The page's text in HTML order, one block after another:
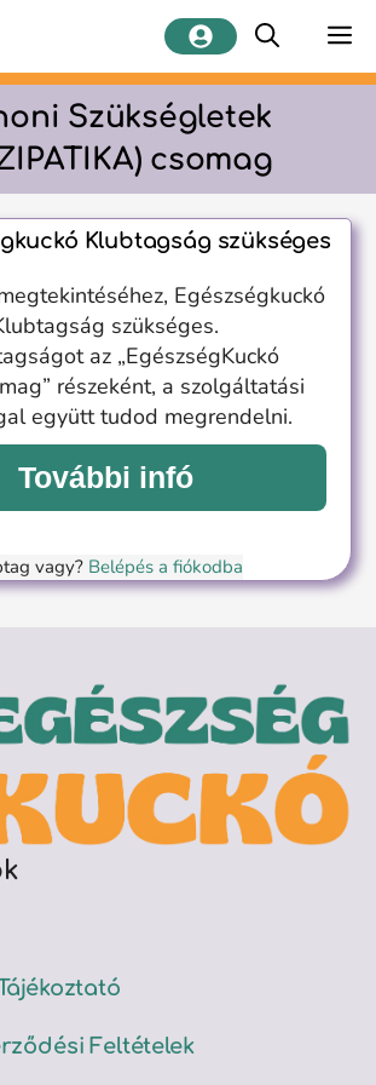
Szükségletek
csomag
Klubtagság szükséges
Egészségkuckó
szükséges.
az „EgészségKuckó
részeként, a szolgáltatási
együtt tudod megrendelni.
További infó
vagy? Belépés a fiókodba
Feltételek